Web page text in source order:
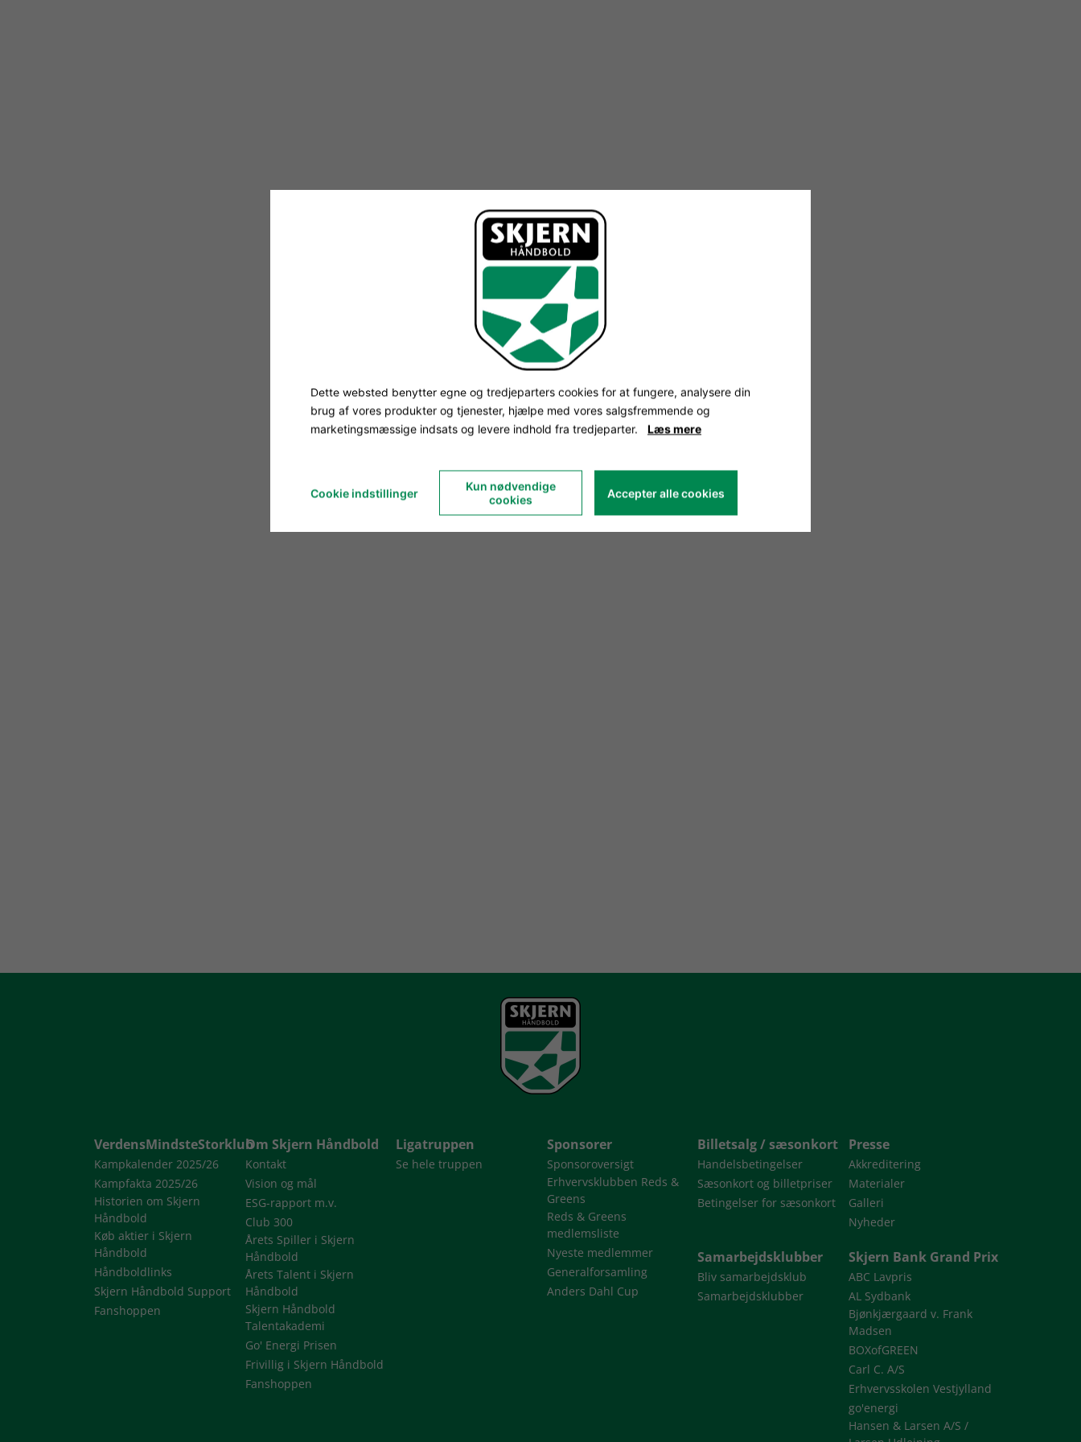
VerdensMindsteStorklub
Kampkalender 2025/26
Kampfakta 2025/26
Historien om Skjern
Håndbold
Køb aktier i Skjern
Håndbold
Håndboldlinks
Skjern Håndbold Support
Fanshoppen
Om Skjern Håndbold
Kontakt
Vision og mål
ESG-rapport m.v.
Club 300
Årets Spiller i Skjern
Håndbold
Årets Talent i Skjern
Håndbold
Skjern Håndbold
Talentakademi
Go' Energi Prisen
Frivillig i Skjern Håndbold
Fanshoppen
Ligatruppen
Se hele truppen
Sponsorer
Sponsoroversigt
Erhvervsklubben Reds &
Greens
Reds & Greens
medlemsliste
Nyeste medlemmer
Generalforsamling
Anders Dahl Cup
Billetsalg / sæsonkort
Handelsbetingelser
Sæsonkort og billetpriser
Betingelser for sæsonkort
Presse
Akkreditering
Materialer
Galleri
Nyheder
Samarbejdsklubber
Bliv samarbejdsklub
Samarbejdsklubber
Skjern Bank Grand Prix
ABC Lavpris
AL Sydbank
Bjønkjærgaard v. Frank
Madsen
BOXofGREEN
Carl C. A/S
Erhvervsskolen Vestjylland
go'energi
Hansen & Larsen A/S /
Dette websted benytter egne og tredjeparters cookies for at fungere, analysere din
brug af vores produkter og tjenester, hjælpe med vores salgsfremmende og
marketingsmæssige indsats og levere indhold fra tredjeparter. Læs mere
Cookie indstillinger
Kun nødvendige
cookies
Accepter alle cookies